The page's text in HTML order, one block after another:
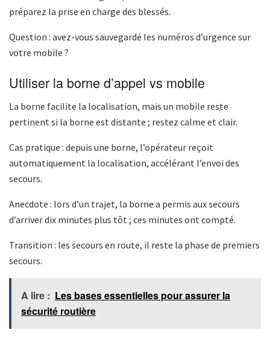
préparez la prise en charge des blessés.
Question : avez-vous sauvegardé les numéros d’urgence sur
votre mobile ?
Utiliser la borne d’appel vs mobile
La borne facilite la localisation, mais un mobile reste
pertinent si la borne est distante ; restez calme et clair.
Cas pratique : depuis une borne, l’opérateur reçoit
automatiquement la localisation, accélérant l’envoi des
secours.
Anecdote : lors d’un trajet, la borne a permis aux secours
d’arriver dix minutes plus tôt ; ces minutes ont compté.
Transition : les secours en route, il reste la phase de premiers
secours.
A lire : Les bases essentielles pour assurer la
sécurité routière